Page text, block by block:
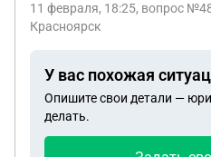
Казахстана в Красноярск
при полном стаже 20лет
40 коэффициент. Мне
льготной пенсии, по
протяжении более года
11 февраля, 18:25, вопрос
Красноярск
У вас похожая
Опишите свои детали —
делать.